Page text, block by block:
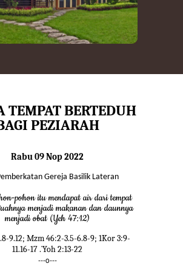
TEMPAT BERTEDUH
PEZIARAH
Rabu 09 Nop 2022
Gereja Basilik Lateran
pohon itu mendapat air dari tempat
menjadi makanan dan daunnya
menjadi obat (Yeh 47:12)
9.12; Mzm 46:2-3.5-6.8-9; 1Kor 3:9-
11.16-17 .`Yoh 2:13-22
---o---